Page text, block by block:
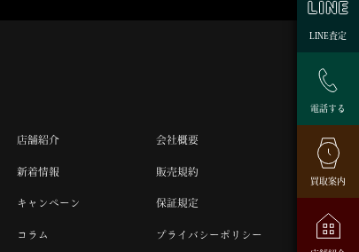
店舗紹介
新着情報
キャンペーン
コラム
会社概要
販売規約
保証規定
プライバシーポリシー
LINE査定
電話する
買取案内